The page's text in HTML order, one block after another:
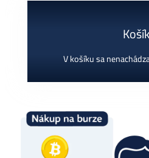
+420
V košíku sa